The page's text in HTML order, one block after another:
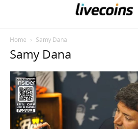
Home Samy Dana
Samy Dana